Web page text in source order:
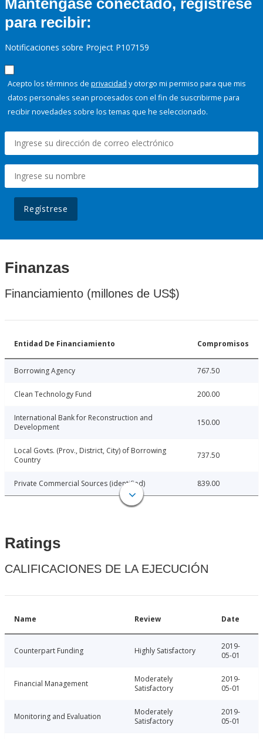
Manténgase conectado, regístrese
para recibir:
Notificaciones sobre Project P107159
Acepto los términos de privacidad y otorgo mi permiso para que mis
datos personales sean procesados con el fin de suscribirme para
recibir novedades sobre los temas que he seleccionado.
Regístrese
Finanzas
Financiamiento (millones de US$)
Entidad De Financiamiento Compromisos
Borrowing Agency 767.50
Clean Technology Fund 200.00
International Bank for Reconstruction and
Development
150.00
Local Govts. (Prov., District, City) of Borrowing
Country
737.50
Private Commercial Sources (identified) 839.00
Ratings
CALIFICACIONES DE LA EJECUCIÓN
Name Review Date
Counterpart Funding Highly Satisfactory
2019-
05-01
Financial Management
Moderately
Satisfactory
2019-
05-01
Monitoring and Evaluation
Moderately
Satisfactory
2019-
05-01